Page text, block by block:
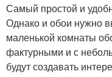
Самый простой и
Однако и обои нужно
маленькой комнаты
фактурными и с
будут создавать